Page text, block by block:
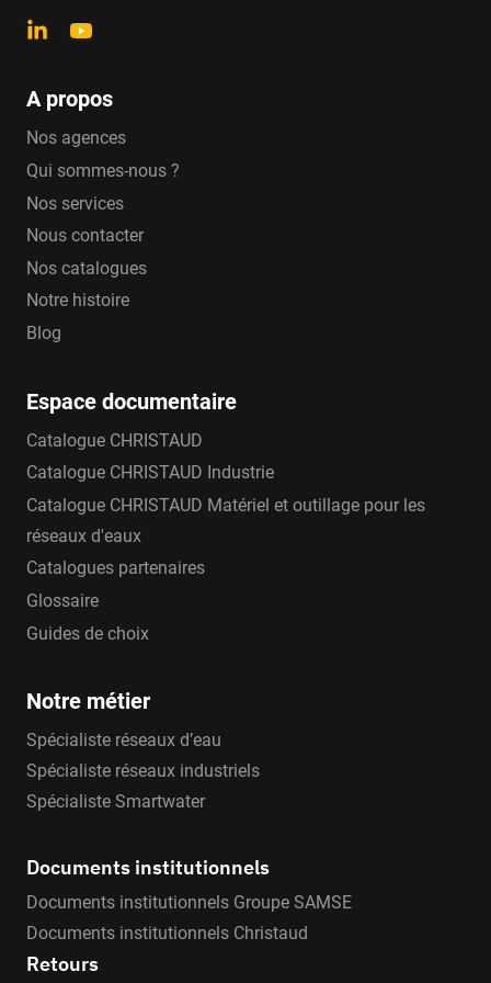
distribués par
Raccords George Fischer
électrosoudables George Fischer sont fabriqués
en PE100 avec des indicateurs de soudage. - Les
raccords du diamètre 20 à 63 mm sont dotés de
systèmes de pré-fixation intégrés.
Raccords Plasson
meilleure protection mécanique. Tout comme les
raccords électrosoudables George Fischer, les
raccords Plasson possèdent un indicateur de
fusion qui donne des indications sur le degré de
dilatation du PE dans la zone de soudage. Les
raccords électrosoudables peuvent être utilisés
sous pression et à une température de 20 °C
comme température de référence et un maximum
de détimbrage).
électrofusion PE100 System Group sont utilisés
pour des raccordements de tubes en PE avec
d’autres canalisations pressurisées. La soudure
grâce à des témoins de fusion. Les instructions
d’installation peuvent être lues automatiquement
par l’appareil grâce au code-barres reporté sur
chaque raccord. La gamme de raccords System
A propos
Nos agences
Qui sommes-nous ?
Nos services
Nous contacter
Nos catalogues
Notre histoire
Blog
Espace documentaire
Catalogue CHRISTAUD
Catalogue CHRISTAUD Industrie
Catalogue CHRISTAUD Matériel et outillage pour les
réseaux d'eaux
Catalogues partenaires
Glossaire
Guides de choix
Notre métier
Spécialiste réseaux d’eau
Spécialiste réseaux industriels
Spécialiste Smartwater
Documents institutionnels
Documents institutionnels Groupe SAMSE
Documents institutionnels Christaud
Retours